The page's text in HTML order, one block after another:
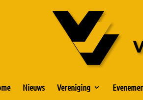
Nieuws Vereniging